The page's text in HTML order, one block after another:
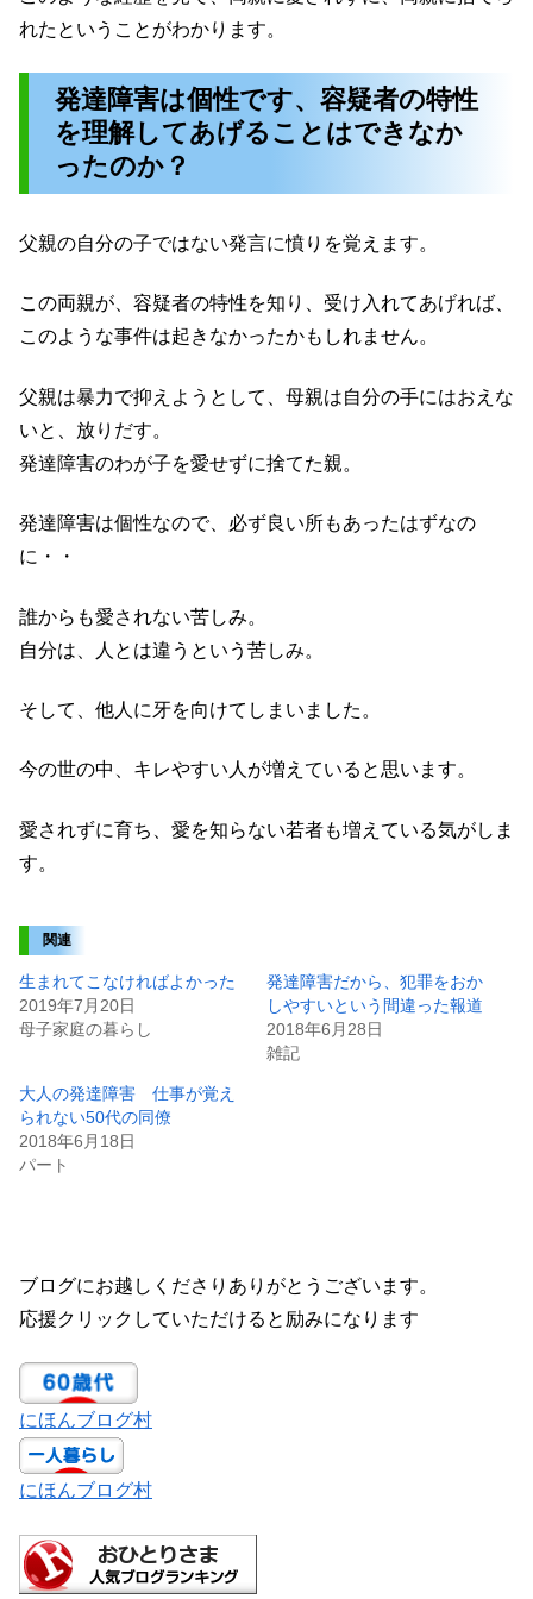
れたということがわかります。
発達障害は個性です、容疑者の特性
を理解してあげることはできなか
ったのか？
父親の自分の子ではない発言に憤りを覚えます。
この両親が、容疑者の特性を知り、受け入れてあげれば、
このような事件は起きなかったかもしれません。
父親は暴力で抑えようとして、母親は自分の手にはおえな
いと、放りだす。
発達障害のわが子を愛せずに捨てた親。
発達障害は個性なので、必ず良い所もあったはずなの
に・・
誰からも愛されない苦しみ。
自分は、人とは違うという苦しみ。
そして、他人に牙を向けてしまいました。
今の世の中、キレやすい人が増えていると思います。
愛されずに育ち、愛を知らない若者も増えている気がしま
す。
関連
生まれてこなければよかった
2019年7月20日
母子家庭の暮らし
発達障害だから、犯罪をおか
しやすいという間違った報道
2018年6月28日
雑記
大人の発達障害 仕事が覚え
られない50代の同僚
2018年6月18日
パート
ブログにお越しくださりありがとうございます。
応援クリックしていただけると励みになります
にほんブログ村
にほんブログ村